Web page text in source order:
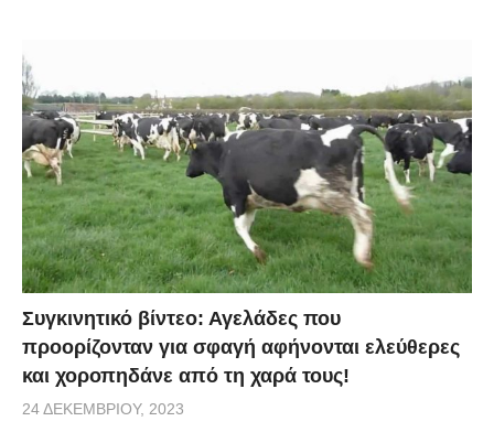
Συγκινητικό βίντεο: Αγελάδες που
προορίζονταν για σφαγή αφήνονται ελεύθερες
και χοροπηδάνε από τη χαρά τους!
24 ΔΕΚΕΜΒΡΊΟΥ, 2023